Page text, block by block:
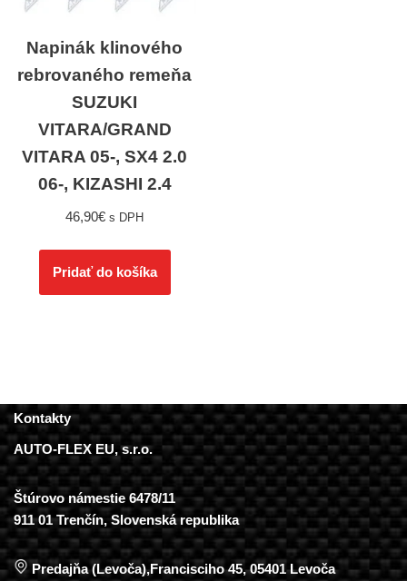
Napinák klinového
rebrovaného remeňa
SUZUKI
VITARA/GRAND
VITARA 05-, SX4 2.0
06-, KIZASHI 2.4
46,90€ s DPH
Pridať do košíka
Kontakty
AUTO-FLEX EU, s.r.o.
Štúrovo námestie 6478/11
911 01 Trenčín, Slovenská republika
Predajňa (Levoča),Francisciho 45, 05401 Levoča